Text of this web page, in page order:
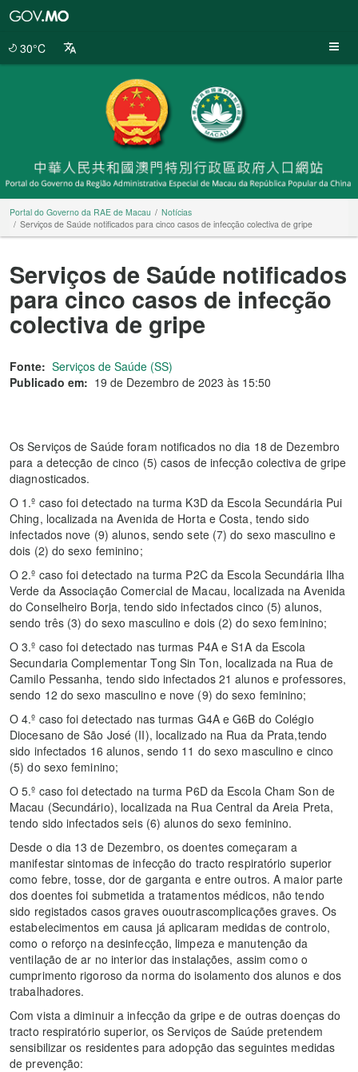
30°C
Portal do Governo da RAE de Macau
Notícias
Serviços de Saúde notificados para cinco casos de infecção colectiva de gripe
Serviços de Saúde notificados
para cinco casos de infecção
colectiva de gripe
Fonte: Serviços de Saúde (SS)
Publicado em: 19 de Dezembro de 2023 às 15:50
Os Serviços de Saúde foram notificados no dia 18 de Dezembro
para a detecção de cinco (5) casos de infecção colectiva de gripe
diagnosticados.
O 1.º caso foi detectado na turma K3D da Escola Secundária Pui
Ching, localizada na Avenida de Horta e Costa, tendo sido
infectados nove (9) alunos, sendo sete (7) do sexo masculino e
dois (2) do sexo feminino;
O 2.º caso foi detectado na turma P2C da Escola Secundária Ilha
Verde da Associação Comercial de Macau, localizada na Avenida
do Conselheiro Borja, tendo sido infectados cinco (5) alunos,
sendo três (3) do sexo masculino e dois (2) do sexo feminino;
O 3.º caso foi detectado nas turmas P4A e S1A da Escola
Secundaria Complementar Tong Sin Ton, localizada na Rua de
Camilo Pessanha, tendo sido infectados 21 alunos e professores,
sendo 12 do sexo masculino e nove (9) do sexo feminino;
O 4.º caso foi detectado nas turmas G4A e G6B do Colégio
Diocesano de São José (II), localizado na Rua da Prata,tendo
sido infectados 16 alunos, sendo 11 do sexo masculino e cinco
(5) do sexo feminino;
O 5.º caso foi detectado na turma P6D da Escola Cham Son de
Macau (Secundário), localizada na Rua Central da Areia Preta,
tendo sido infectados seis (6) alunos do sexo feminino.
Desde o dia 13 de Dezembro, os doentes começaram a
manifestar sintomas de infecção do tracto respiratório superior
como febre, tosse, dor de garganta e entre outros. A maior parte
dos doentes foi submetida a tratamentos médicos, não tendo
sido registados casos graves ououtrascomplicações graves. Os
estabelecimentos em causa já aplicaram medidas de controlo,
como o reforço na desinfecção, limpeza e manutenção da
ventilação de ar no interior das instalações, assim como o
cumprimento rigoroso da norma do isolamento dos alunos e dos
trabalhadores.
Com vista a diminuir a infecção da gripe e de outras doenças do
tracto respiratório superior, os Serviços de Saúde pretendem
sensibilizar os residentes para adopção das seguintes medidas
de prevenção: